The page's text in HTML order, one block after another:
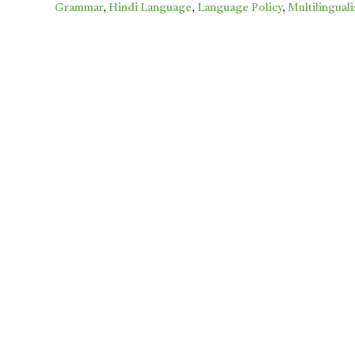
Grammar, Hindi Language, Language Policy,